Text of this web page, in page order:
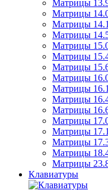
Матрицы
Матрицы
Матрицы
Матрицы
Матрицы
Матрицы
Матрицы
Матрицы
Матрицы
Матрицы
Матрицы
Матрицы
Матрицы
Матрицы
Матрицы
Матрицы
Клавиатуры